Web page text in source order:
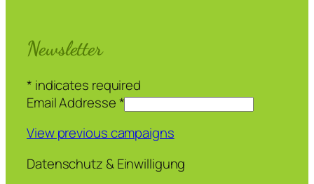
Newsletter
* indicates required
Email Addresse*
View previous campaigns
Datenschutz & Einwilligung